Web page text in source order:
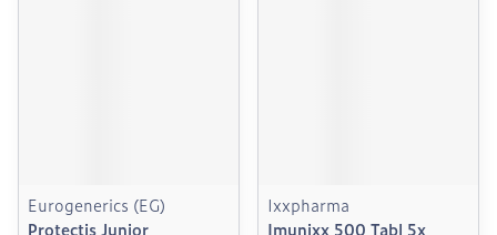
Eurogenerics (EG)
Protectis Junior
Ixxpharma
Imunixx 500 Tabl 5x